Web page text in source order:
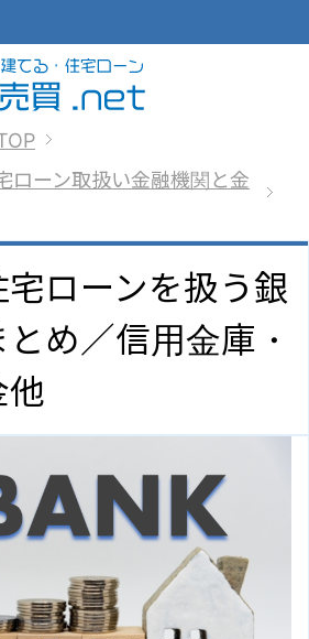
ローン取扱い金融機関と金
ローンを扱う銀
め／信用金庫・
他